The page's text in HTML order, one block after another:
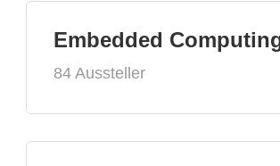
Embedded
84 Aussteller